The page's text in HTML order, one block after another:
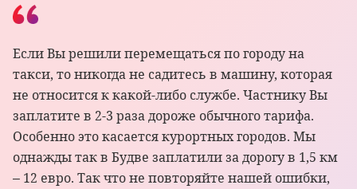
Если Вы решили перемещаться по городу на
такси, то никогда не садитесь в машину, которая
не относится к какой-либо службе. Частнику Вы
заплатите в 2-3 раза дороже обычного тарифа.
Особенно это касается курортных городов. Мы
однажды так в Будве заплатили за дорогу в 1,5 км
– 12 евро. Так что не повторяйте нашей ошибки,